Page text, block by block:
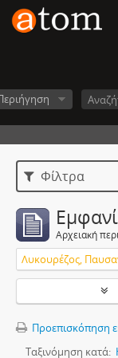
Φίλτρα
Αρχειακή
Λυκουρέζος,
Προεπισκόπηση
Ταξινόμηση κατά: